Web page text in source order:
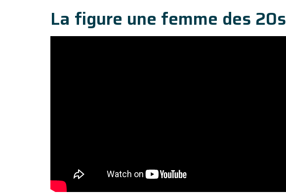
La figure une femme des 20s